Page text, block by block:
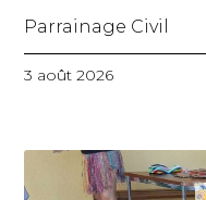
Parrainage Civil
3 août 2026